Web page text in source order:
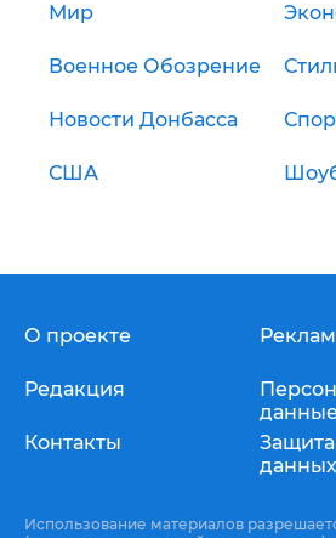
Мир
Военное Обозрение
Новости Донбасса
США
О проекте
Редакция
Контакты
данных
Использование материалов